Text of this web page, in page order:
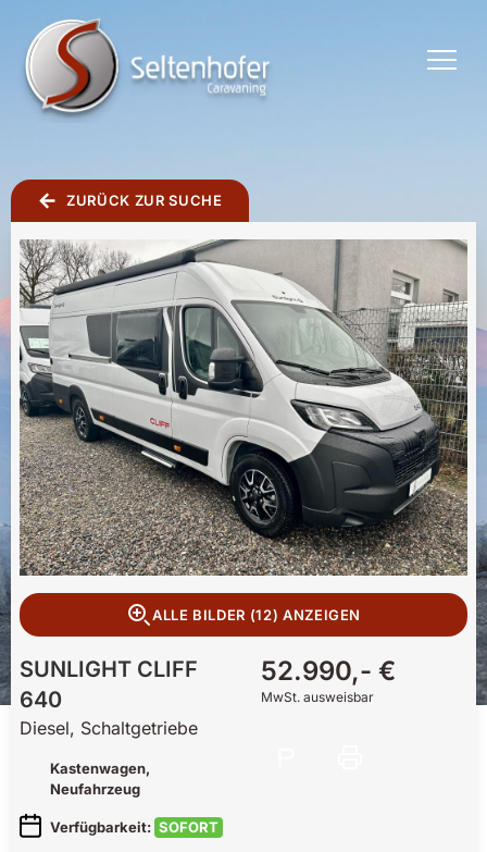
TOGGLE
MENU
ZURÜCK ZUR SUCHE
ALLE BILDER (12) ANZEIGEN
SUNLIGHT CLIFF
640
Diesel, Schaltgetriebe
Kastenwagen,
Neufahrzeug
Verfügbarkeit: SOFORT
52.990,- €
MwSt. ausweisbar